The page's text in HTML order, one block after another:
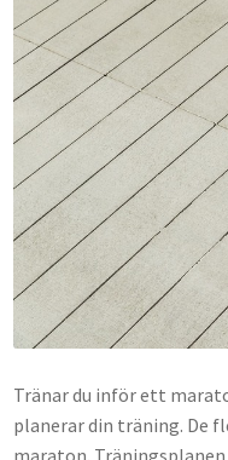
Tränar du inför ett
planerar din träning. De
maraton.